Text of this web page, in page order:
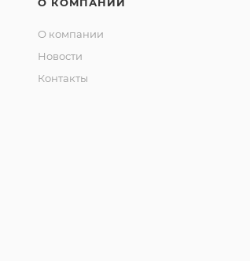
О компании
Новости
Контакты